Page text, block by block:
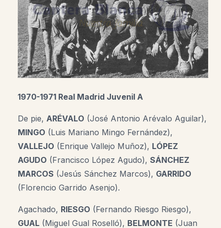
1970-1971 Real Madrid Juvenil A
De pie, ARÉVALO (José Antonio Arévalo Aguilar),
MINGO (Luis Mariano Mingo Fernández),
VALLEJO (Enrique Vallejo Muñoz), LÓPEZ
AGUDO (Francisco López Agudo), SÁNCHEZ
MARCOS (Jesús Sánchez Marcos), GARRIDO
(Florencio Garrido Asenjo).
Agachado, RIESGO (Fernando Riesgo Riesgo),
GUAL (Miguel Gual Roselló), BELMONTE (Juan